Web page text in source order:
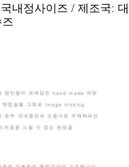
내정사이즈 / 제조국: 대